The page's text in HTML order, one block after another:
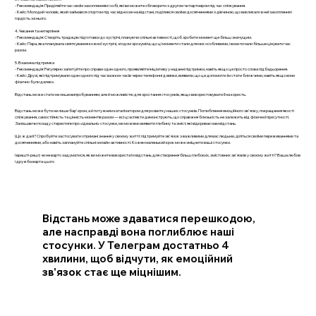
- Рекомендація: Приділяйте час своїм захопленням і хобі, які ви можете обговорити з другом чи партнером під час спілкування.
- Кейс: Молодий чоловік, який займався спортом під час відносин на відстані, поділився своїми досягненнями з дівчиною, що викликало в неї захоплення і
гордість за нього.
4. Чекання та нетерпіння
- Рекомендація: Створіть традицію підготовки до зустрічі, плануючи спільні активності, щоб зробити момент ще більш значущим.
- Кейс: Пара, яка планувала святкування кожної зустрічі, згодом зрозуміла, що ці моменти стали для них особливими, і вони почали більше цінувати час
разом.
5. Взаємна підтримка
- Рекомендація: Регулярно запитуйте про справи один одного, проявляйте ініціативу у наданні підтримки, навіть якщо це просто слова підбадьорення.
- Кейс: Друзі, які підтримували один одного під час важких часів через телефонні дзвінки, виявили, що це допомогло їм стати ближчими, навіть якщо вони
фізично були далеко.
Відстань може стати не лише випробуванням, але й можливістю для зростання стосунків, якщо використовувати її на користь.
Відстань може бути не лише бар'єром, а й потужним каталізатором для розвитку наших стосунків. Поглиблення емоційного зв'язку, покращення якості
спілкування, самостійність та цінність моментів разом — всі ці аспекти демонструють, що справжня близькість не залежить від фізичної присутності.
Залишаючи позаду стереотипи про «ідеальні» стосунки, ми можемо виявити глибину та зміст, які відкриває нам відстань.
Що ж далі? Спробуйте застосувати отримані знання у своєму житті: підтримуйте зв'язок з важливими для вас людьми, діліться своїми переживаннями та
досягненнями, або навіть заплануйте спільні онлайн-активності. Кожен маленький крок може зміцнити ваші стосунки.
І врешті-решт, чи не варто задуматися, як ви можете використати відстань для створення більш глибоких, змістовних зв'язків у своєму житті? Ваша любов
і дружба варта цього
Відстань може здаватися перешкодою,
але насправді вона поглиблює наші
стосунки. У Телеграм достатньо 4
хвилини, щоб відчути, як емоційний
зв'язок стає ще міцнішим.